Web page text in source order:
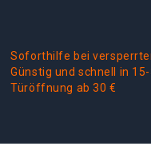
Soforthilfe bei
Günstig und schnell in
Türöffnung ab 30 €